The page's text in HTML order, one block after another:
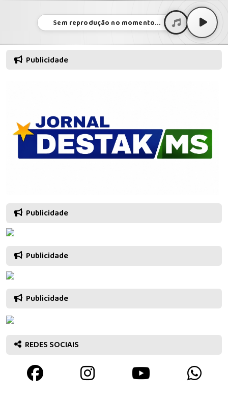
Sem reprodução no momento...
Publicidade
Publicidade
Publicidade
Publicidade
REDES SOCIAIS